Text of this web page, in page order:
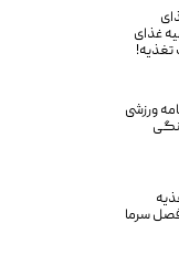
غذای
تغذیه!
ورزشی
سرما